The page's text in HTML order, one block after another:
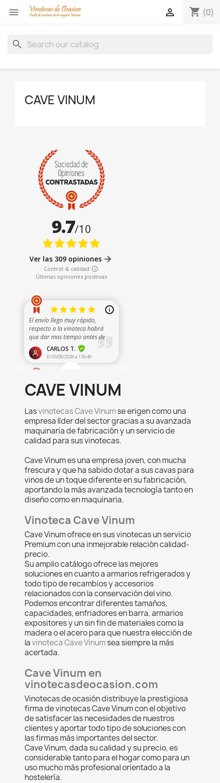
 shopping_cart (0)

search
CAVE VINUM
CAVE VINUM
Lasvinotecas Cave Vinumse erigen como una
empresa líder del sector gracias a su avanzada
maquinaria de fabricación y un servicio de
calidad para sus vinotecas.
Cave Vinum es una empresa joven, con mucha
frescura y que ha sabido dotar a sus cavas para
vinos de un toque diferente en su fabricación,
aportando la más avanzada tecnología tanto en
diseño como en maquinaria.
Vinoteca Cave Vinum
Cave Vinum ofrece en sus vinotecas un servicio
Premium con una inmejorable relación calidad-
precio.
Su amplio catálogo ofrece las mejores
soluciones en cuanto a armarios refrigerados y
todo tipo de recambios y accesorios
relacionados con la conservación del vino.
Podemos encontrar diferentes tamaños,
capacidades, enfriadores en barra, armarios
expositores y un sin fin de materiales como la
madera o el acero para que nuestra elección de
lavinoteca Cave Vinumsea siempre la más
acertada.
Cave Vinum en
vinotecasdeocasion.com
Vinotecas de ocasión distribuye la prestigiosa
firma de vinotecas Cave Vinum con el objetivo
de satisfacer las necesidades de nuestros
clientes y aportar todo tipo de soluciones con
las firmas más importantes del sector.
Cave Vinum, dada su calidad y su precio, es
considerable tanto para el hogar como para un
uso mucho más profesional orientado a la
hostelería.